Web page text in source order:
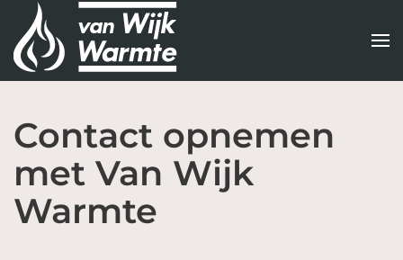
Terug
naar
Contact opnemen
met Van Wijk
Warmte